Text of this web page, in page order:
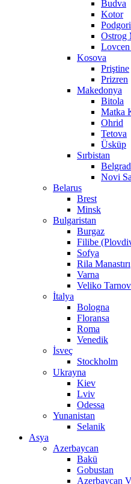
Budva
Kotor
Ostrog
Kosova
Priştine
Prizren
Makedonya
Bitola
Matka
Ohrid
Tetova
Üsküp
Sırbistan
Belgrad
Novi
Belarus
Brest
Minsk
Bulgaristan
Burgaz
Filibe
Sofya
Rila Manastırı
Varna
Veliko
İtalya
Bologna
Floransa
Roma
Venedik
İsveç
Stockholm
Ukrayna
Kiev
Lviv
Odessa
Yunanistan
Selanik
Asya
Azerbaycan
Bakü
Gobustan
Azerbaycan